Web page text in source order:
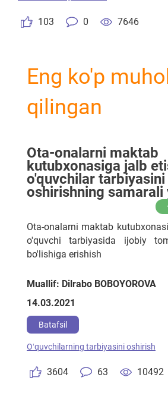
103 0 7646
Eng ko'p
qilingan
Ota-onalarni maktab
kutubxonasiga jalb
o'quvchilar tarbiyasini
oshirishning samarali
Ota-onalarni maktab
o'quvchi tarbiyasida ijobiy
bo'lishiga erishish
Muallif: Dilrabo BOBOYOROVA
14.03.2021
Batafsil
3604 63 10492
Oʻquvchilarning tarbiyasini oshirish